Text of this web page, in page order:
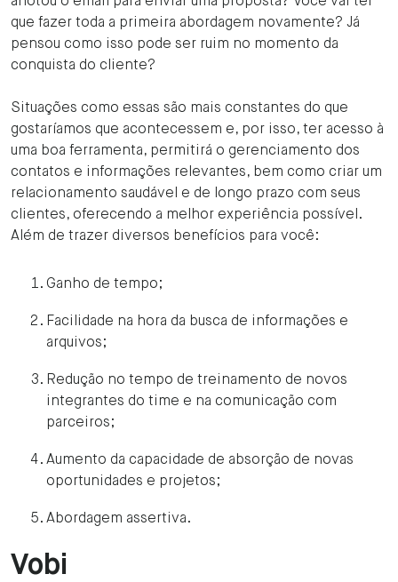
que fazer toda a primeira abordagem novamente? Já
pensou como isso pode ser ruim no momento da
conquista do cliente?
Situações como essas são mais constantes do que
gostaríamos que acontecessem e, por isso, ter acesso à
uma boa ferramenta, permitirá o gerenciamento dos
contatos e informações relevantes, bem como criar um
relacionamento saudável e de longo prazo com seus
clientes, oferecendo a melhor experiência possível.
Além de trazer diversos benefícios para você:
Ganho de tempo;
Facilidade na hora da busca de informações e
arquivos;
Redução no tempo de treinamento de novos
integrantes do time e na comunicação com
parceiros;
Aumento da capacidade de absorção de novas
oportunidades e projetos;
Abordagem assertiva.
Vobi